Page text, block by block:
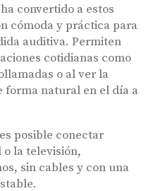
convertido a estos
cómoda y práctica para
auditiva. Permiten
cotidianas como
o al ver la
forma natural en el día a
posible conectar
la televisión,
sin cables y con una